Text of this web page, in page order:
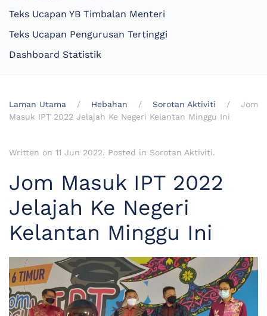
Teks Ucapan YB Timbalan Menteri
Teks Ucapan Pengurusan Tertinggi
Dashboard Statistik
Laman Utama Hebahan Sorotan Aktiviti
Jom
Masuk IPT 2022 Jelajah Ke Negeri Kelantan Minggu Ini
Written on 11 Jun 2022. Posted in Sorotan Aktiviti.
Jom Masuk IPT 2022
Jelajah Ke Negeri
Kelantan Minggu Ini